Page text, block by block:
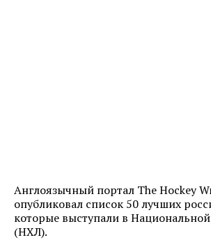
Англоязычный портал The Hockey
опубликовал список 50 лучших
которые выступали в
(НХЛ).